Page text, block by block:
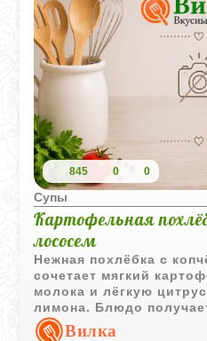
845 0 0
Супы
Картофельная
лососем
Нежная похлёбка с
сочетает мягкий
молока и лёгкую
лимона. Блюдо
ароматным и очень
Вилка